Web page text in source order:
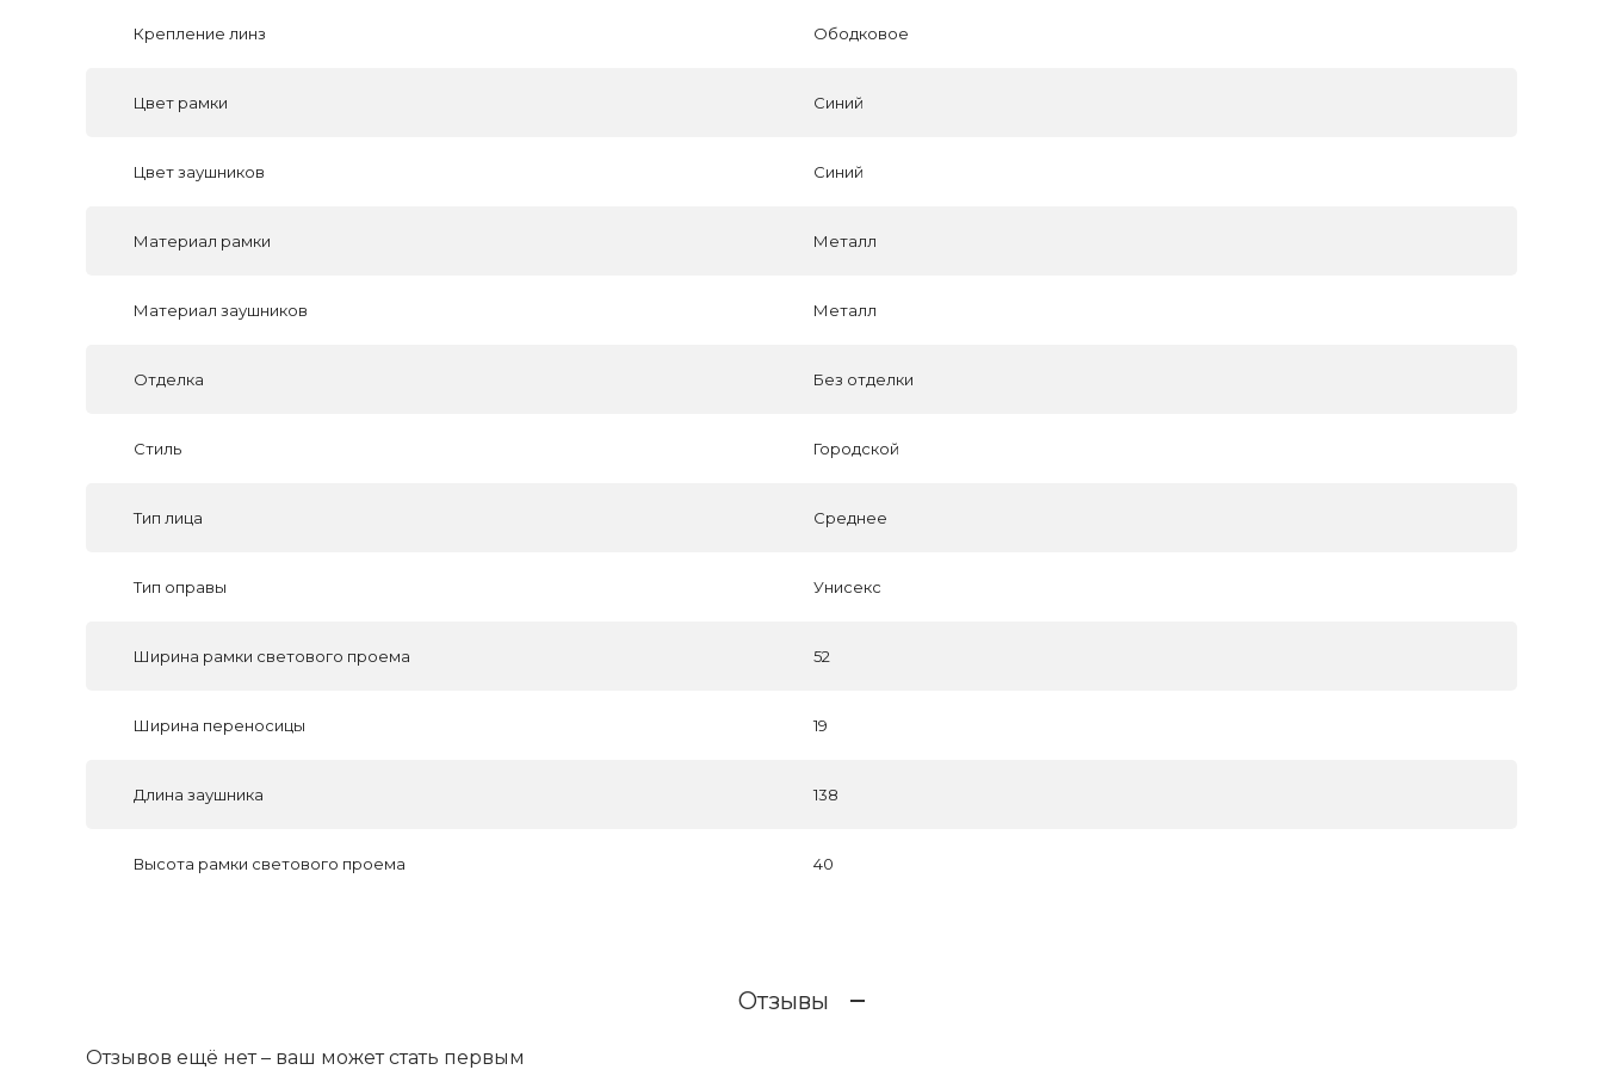
Крепление линз Ободковое
Цвет рамки Синий
Цвет заушников Синий
Материал рамки Металл
Материал заушников Металл
Отделка Без отделки
Стиль Городской
Тип лица Среднее
Тип оправы Унисекс
Ширина рамки светового проема 52
Ширина переносицы 19
Длина заушника 138
Высота рамки светового проема 40
Отзывы
Отзывов ещё нет – ваш может стать первым